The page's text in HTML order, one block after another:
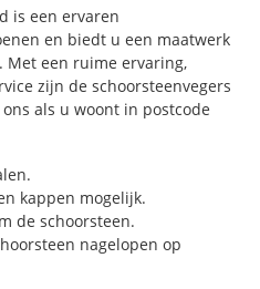
is een ervaren
en biedt u een maatwerk
Met een ruime ervaring,
zijn de schoorsteenvegers
als u woont in postcode
kappen mogelijk.
de schoorsteen.
nagelopen op